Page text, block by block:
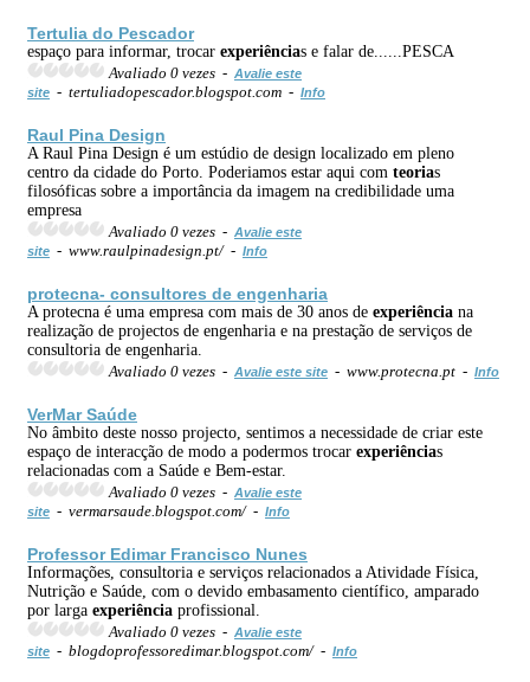
Tertulia do Pescador
espaço para informar, trocar experiências e falar de......PESCA
Avaliado 0 vezes - Avalie este
site - tertuliadopescador.blogspot.com - Info
Raul Pina Design
A Raul Pina Design é um estúdio de design localizado em pleno
centro da cidade do Porto. Poderiamos estar aqui com teorias
filosóficas sobre a importância da imagem na credibilidade uma
empresa
Avaliado 0 vezes - Avalie este
site - www.raulpinadesign.pt/ - Info
protecna- consultores de engenharia
A protecna é uma empresa com mais de 30 anos de experiência na
realização de projectos de engenharia e na prestação de serviços de
consultoria de engenharia.
Avaliado 0 vezes - Avalie este site - www.protecna.pt - Info
VerMar Saúde
No âmbito deste nosso projecto, sentimos a necessidade de criar este
espaço de interacção de modo a podermos trocar experiências
relacionadas com a Saúde e Bem-estar.
Avaliado 0 vezes - Avalie este
site - vermarsaude.blogspot.com/ - Info
Professor Edimar Francisco Nunes
Informações, consultoria e serviços relacionados a Atividade Física,
Nutrição e Saúde, com o devido embasamento científico, amparado
por larga experiência profissional.
Avaliado 0 vezes - Avalie este
site - blogdoprofessoredimar.blogspot.com/ - Info